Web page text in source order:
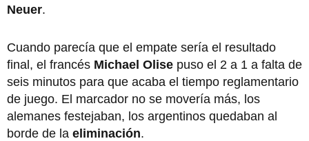
Neuer.
Cuando parecía que el empate sería el resultado
final, el francés Michael Olise puso el 2 a 1 a falta de
seis minutos para que acaba el tiempo reglamentario
de juego. El marcador no se movería más, los
alemanes festejaban, los argentinos quedaban al
borde de la eliminación.